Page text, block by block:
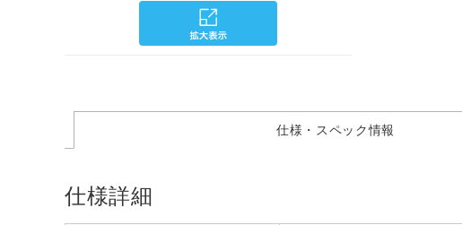
仕様・スペック情報
仕様詳細